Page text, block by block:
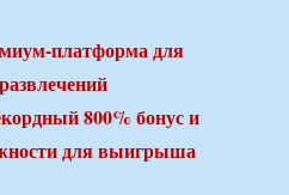
платформа для
800% бонус и
для выигрыша